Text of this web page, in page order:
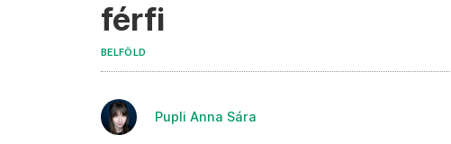
férfi
BELFÖLD
Pupli Anna Sára